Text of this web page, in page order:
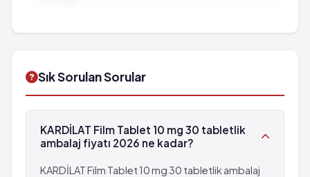
Sık Sorulan Sorular
KARDİLAT Film Tablet 10 mg 30 tabletlik
ambalaj fiyatı 2026 ne kadar?
KARDİLAT Film Tablet 10 mg 30 tabletlik ambalaj